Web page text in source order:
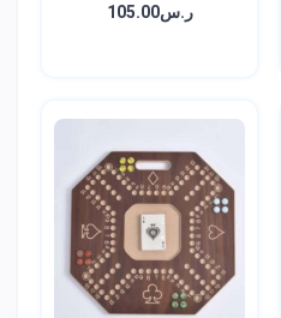
ر.س105.00